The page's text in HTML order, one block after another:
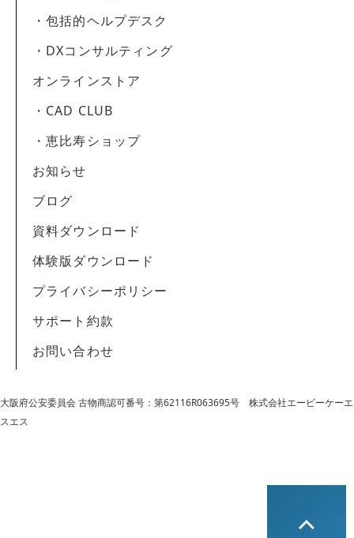
・包括的ヘルプデスク
・DXコンサルティング
オンラインストア
・CAD CLUB
・恵比寿ショップ
お知らせ
ブログ
資料ダウンロード
体験版ダウンロード
プライバシーポリシー
サポート約款
お問い合わせ
大阪府公安委員会 古物商認可番号：第62116R063695号 株式会社エービーケーエ
スエス